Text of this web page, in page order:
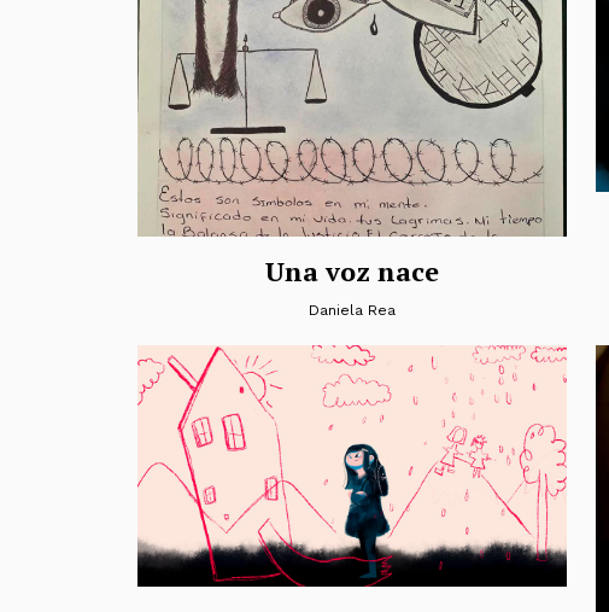
Una voz nace
Daniela Rea